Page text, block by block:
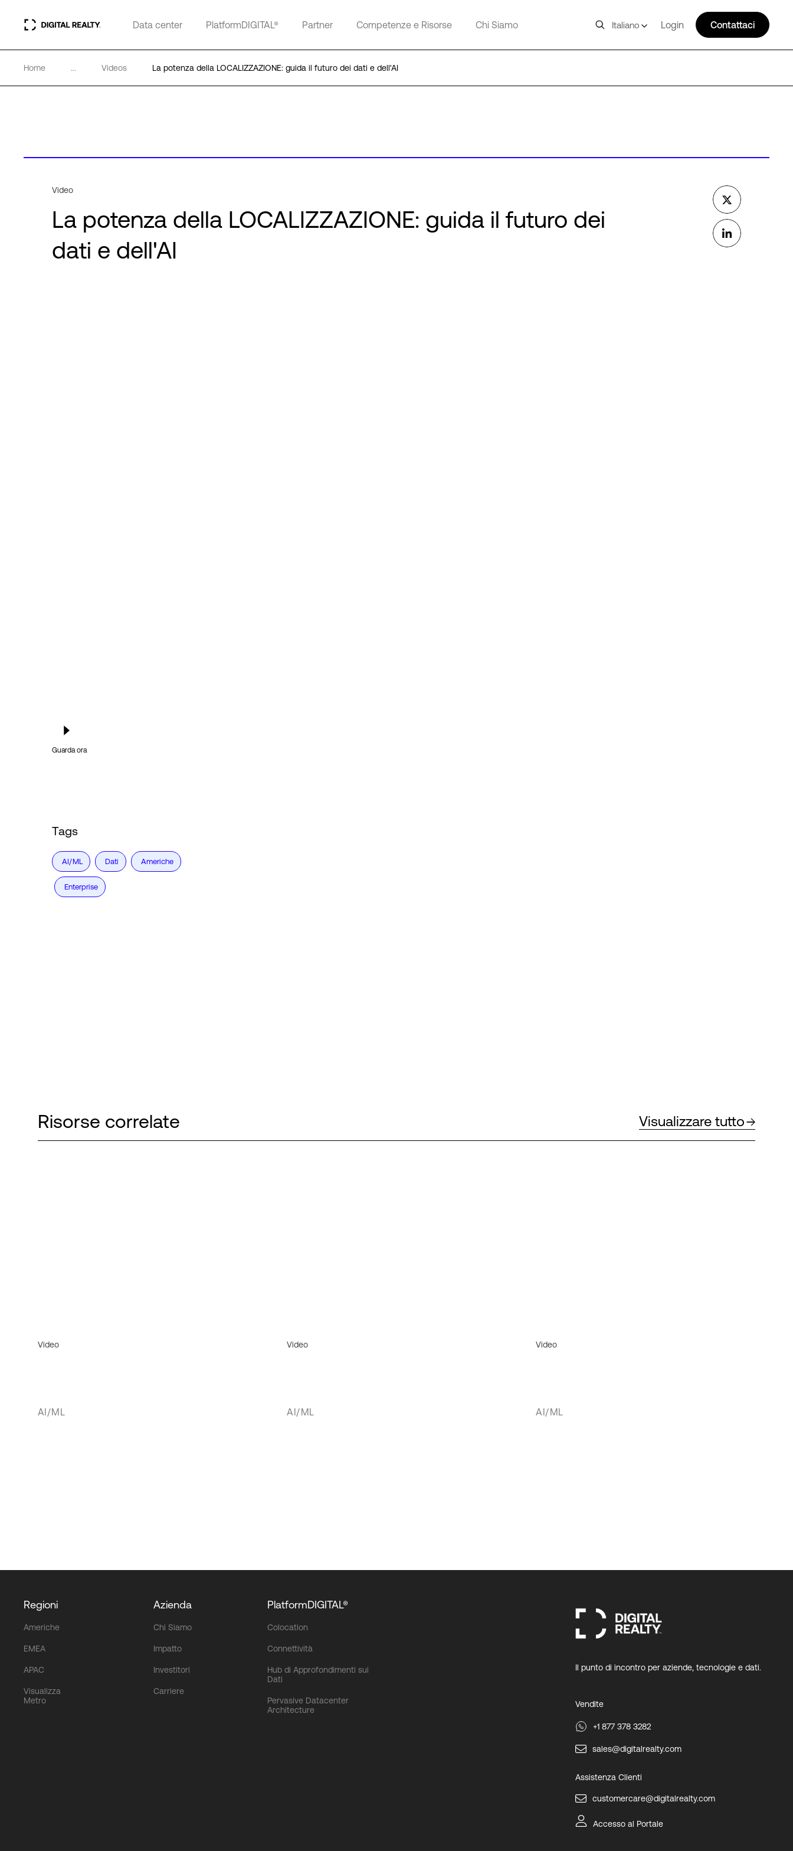
Data center PlatformDIGITAL® Partner Competenze e Risorse Chi Siamo Italiano Login Contattaci
Home ... Videos La potenza della LOCALIZZAZIONE: guida il futuro dei dati e dell'AI
Video
La potenza della LOCALIZZAZIONE: guida il futuro dei
dati e dell'AI
Guarda ora
Tags
AI/ML Dati Americhe
Enterprise
Risorse correlate Visualizzare tutto
Video
AI/ML
Video
AI/ML
Video
AI/ML
Regioni
Americhe
EMEA
APAC
Visualizza
Metro
Azienda
Chi Siamo
Impatto
Investitori
Carriere
PlatformDIGITAL®
Colocation
Connettività
Hub di Approfondimenti sui
Dati
Pervasive Datacenter
Architecture
Il punto di incontro per aziende, tecnologie e dati.
Vendite
+1 877 378 3282
sales@digitalrealty.com
Assistenza Clienti
customercare@digitalrealty.com
Accesso al Portale